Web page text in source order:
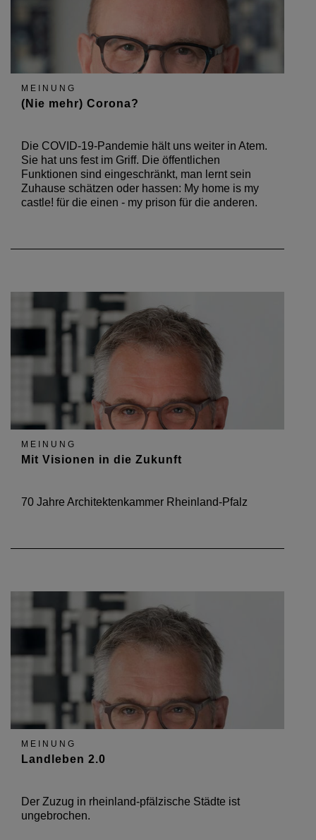
MEINUNG
(Nie mehr) Corona?
Die COVID-19-Pandemie hält uns weiter in Atem.
Sie hat uns fest im Griff. Die öffentlichen
Funktionen sind eingeschränkt, man lernt sein
Zuhause schätzen oder hassen: My home is my
castle! für die einen - my prison für die anderen.
MEINUNG
Mit Visionen in die Zukunft
70 Jahre Architektenkammer Rheinland-Pfalz
MEINUNG
Landleben 2.0
Der Zuzug in rheinland-pfälzische Städte ist
ungebrochen.